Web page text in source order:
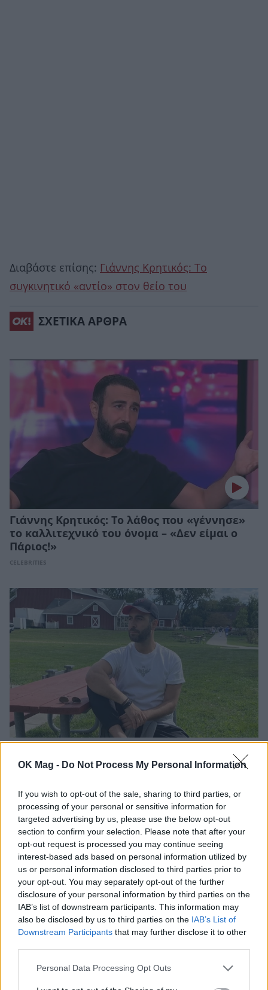
OK Mag - Do Not Process My Personal Information
If you wish to opt-out of the sale, sharing to third parties, or
processing of your personal or sensitive information for
targeted advertising by us, please use the below opt-out
section to confirm your selection. Please note that after your
opt-out request is processed you may continue seeing
interest-based ads based on personal information utilized by
us or personal information disclosed to third parties prior to
your opt-out. You may separately opt-out of the further
disclosure of your personal information by third parties on the
IAB’s list of downstream participants. This information may
also be disclosed by us to third parties on the IAB’s List of
Downstream Participants that may further disclose it to other
Personal Data Processing Opt Outs
Διαβάστε επίσης: Γιάννης Κρητικός: Το
συγκινητικό «αντίο» στον θείο του
ΣΧΕΤΙΚΑ ΑΡΘΡΑ
Γιάννης Κρητικός: Το λάθος που «γέννησε»
το καλλιτεχνικό του όνομα – «Δεν είμαι ο
Πάριος!»
CELEBRITIES
τη διάσημη έπαυλη της ταινίας Home Alone!
Γιάννης Κρητικός: Το συγκινητικό «αντίο»